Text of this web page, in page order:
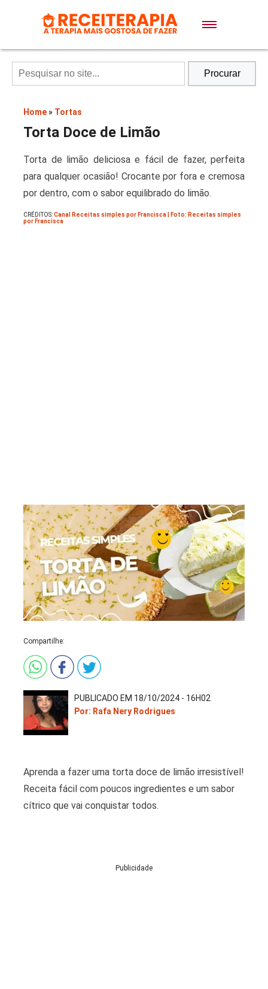
Doces e Sobremesas
Air Fryer
Bolos
Pães
Procurar
Home » Tortas
Torta Doce de Limão
Torta de limão deliciosa e fácil de fazer, perfeita
para qualquer ocasião! Crocante por fora e cremosa
por dentro, com o sabor equilibrado do limão.
CRÉDITOS:Canal Receitas simples por Francisca | Foto: Receitas simples
por Francisca
Compartilhe:
PUBLICADO EM 18/10/2024 - 16H02
Por: Rafa Nery Rodrigues
Aprenda a fazer uma torta doce de limão irresistível!
Receita fácil com poucos ingredientes e um sabor
cítrico que vai conquistar todos.
Publicidade